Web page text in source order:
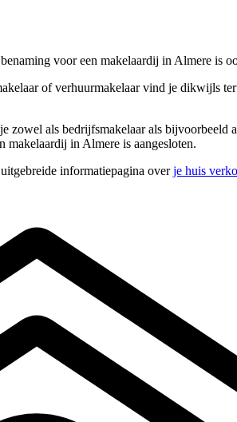
voor een makelaardij in Almere is
of verhuurmakelaar vind je dikwijls
zowel als bedrijfsmakelaar als
makelaardij in Almere is aangesloten.
informatiepagina overje huis